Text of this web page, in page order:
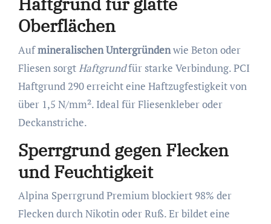
Oberflächen
Aufmineralischen Untergründenwie Beton oder
Fliesen sorgtHaftgrundfür starke Verbindung. PCI
Haftgrund 290 erreicht eine Haftzugfestigkeit von
über 1,5 N/mm². Ideal für Fliesenkleber oder
Deckanstriche.
Sperrgrund gegen Flecken
und Feuchtigkeit
Alpina Sperrgrund Premium blockiert 98% der
Flecken durch Nikotin oder Ruß. Er bildet eine